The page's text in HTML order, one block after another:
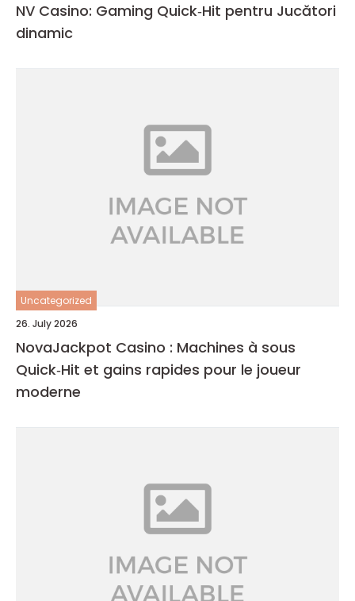
NV Casino: Gaming Quick‑Hit pentru Jucători
dinamic
Uncategorized
26. July 2026
NovaJackpot Casino : Machines à sous
Quick‑Hit et gains rapides pour le joueur
moderne